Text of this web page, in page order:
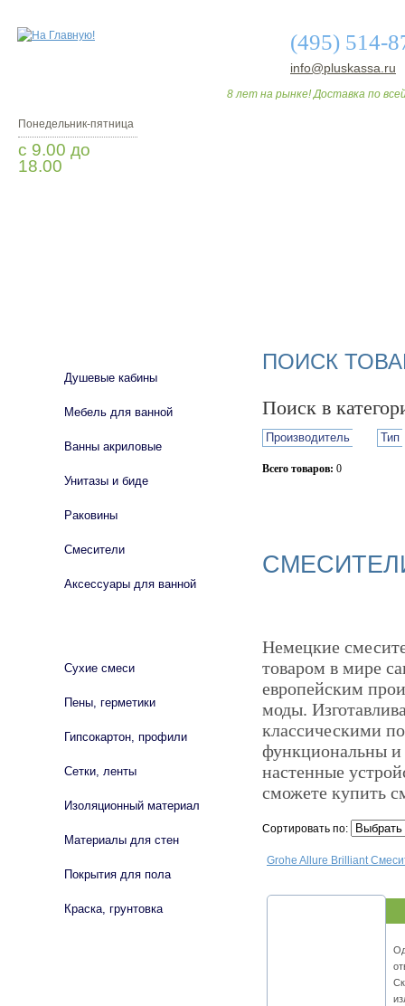
(495) 514-
info@pluskassa.ru
8 лет на рынке! Доставка по
Понедельник-пятница
с 9.00 до
18.00
ПОИСК
Поиск в
Производитель Тип
Всего товаров: 0
Немецкие
товаром в мире
европейским
моды.
классическими
функциональны и
настенные
сможете купить
Сортировать по:
Grohe Allure Brilliant
Душевые кабины
Мебель для ванной
Ванны акриловые
Унитазы и биде
Раковины
Смесители
Аксессуары для ванной
Сухие смеси
Пены, герметики
Гипсокартон, профили
Сетки, ленты
Изоляционный материал
Материалы для стен
Покрытия для пола
Краска, грунтовка